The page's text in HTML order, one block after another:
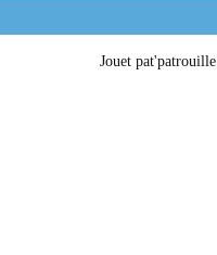
Jouet pat'patrouille